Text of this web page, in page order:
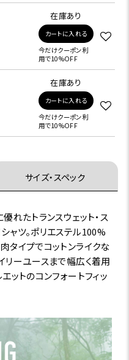
在庫あり
カートに入れる
今だけクーポン利
用で10%OFF
在庫あり
カートに入れる
今だけクーポン利
用で10%OFF
サイズ・スペック
れたトランスウェット・ス
ャツ。ポリエステル100%
タイプでコットンライクな
リーユースまで幅広く着用
ットのコンフォートフィッ